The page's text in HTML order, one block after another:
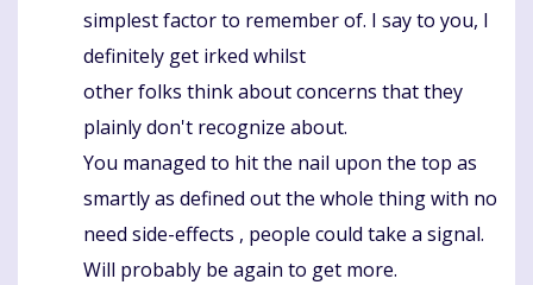
simplest factor to remember of. I say to you, I
definitely get irked whilst
other folks think about concerns that they
plainly don't recognize about.
You managed to hit the nail upon the top as
smartly as defined out the whole thing with no
need side-effects , people could take a signal.
Will probably be again to get more.